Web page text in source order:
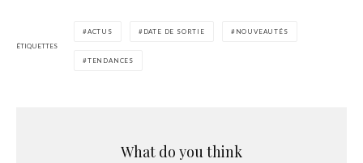
ÉTIQUETTES
ACTUS DATE DE SORTIE NOUVEAUTÉS
TENDANCES
What do you think